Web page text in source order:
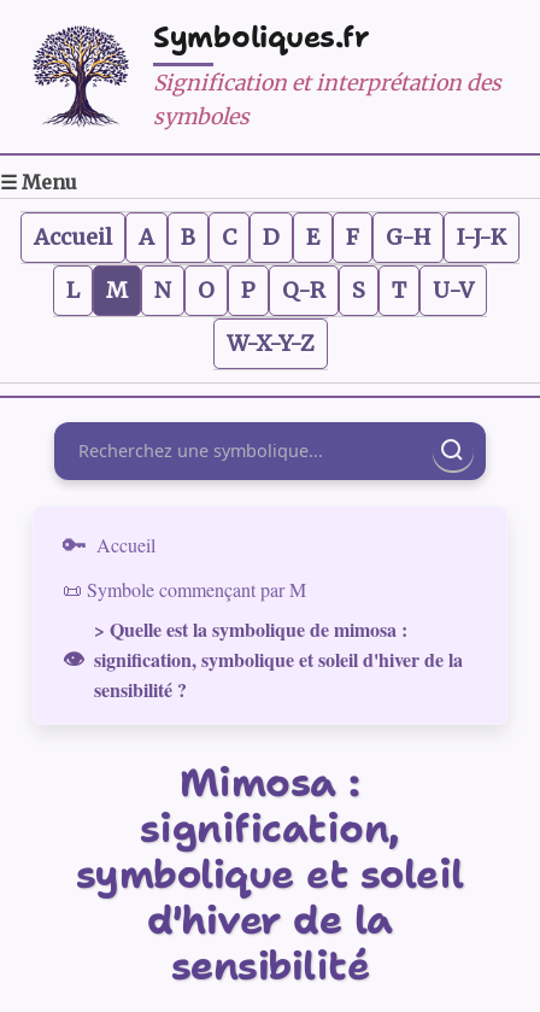
Symboliques.fr
Signification et interprétation des
symboles
☰ Menu
Accueil A B C D E F G-H
I-J-K
L
M N O P Q-R S T
U-V
W-X-Y-Z
Rechercher
Accueil
📜 Symbole commençant par M
> Quelle est la symbolique de mimosa :
signification, symbolique et soleil d'hiver de la
sensibilité ?
Mimosa :
signification,
symbolique et soleil
d'hiver de la
sensibilité